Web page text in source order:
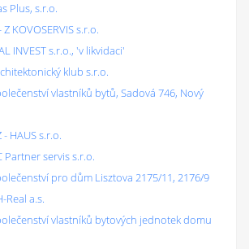
Plus, s.r.o.
Z KOVOSERVIS s.r.o.
INVEST s.r.o., 'v likvidaci'
klub s.r.o.
vlastníků bytů, Sadová 746, Nový
- HAUS s.r.o.
Partner servis s.r.o.
pro dům Lisztova 2175/11, 2176/9
Real a.s.
vlastníků bytových jednotek domu